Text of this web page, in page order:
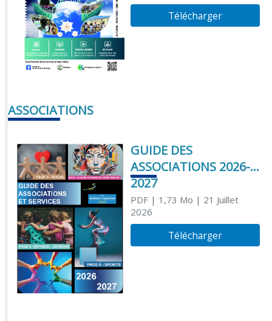
Télécharger
ASSOCIATIONS
GUIDE DES
ASSOCIATIONS 2026-
2027
PDF| 1,73 Mo | 21 Juillet
2026
Télécharger